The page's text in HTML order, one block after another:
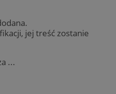
jej treść zostanie
...